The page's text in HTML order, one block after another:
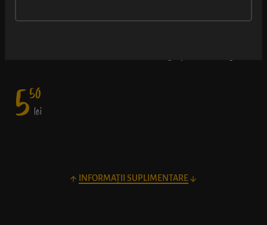
NUTELLA®
550
lei
INFORMAȚII SUPLIMENTARE